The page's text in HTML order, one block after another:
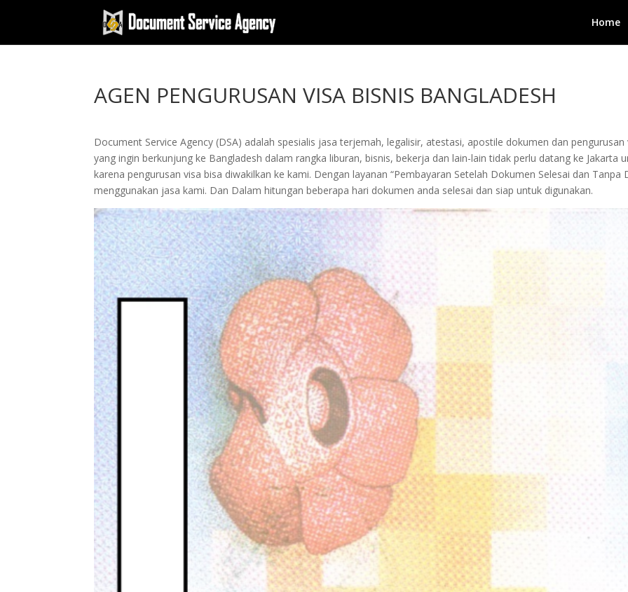
Home
AGEN PENGURUSAN VISA BISNIS BANGLADESH
Document Service Agency (DSA) adalah spesialis jasa terjemah, legalisir, atestasi, apostile dokumen dan
yang ingin berkunjung ke Bangladesh dalam rangka liburan, bisnis, bekerja dan lain-lain tidak perlu datang ke Jakarta
karena pengurusan visa bisa diwakilkan ke kami. Dengan layanan “Pembayaran Setelah Dokumen Selesai dan
menggunakan jasa kami. Dan Dalam hitungan beberapa hari dokumen anda selesai dan siap untuk digunakan.